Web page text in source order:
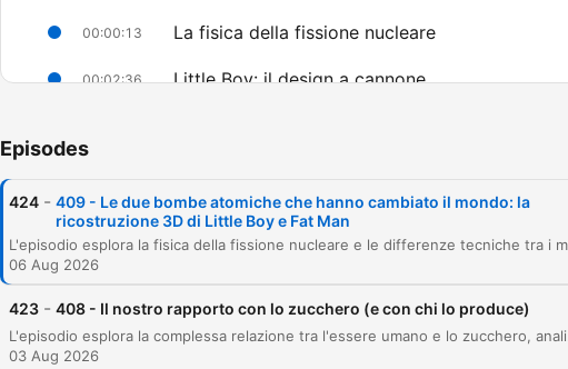
00:00:13 La fisica della fissione nucleare
00:02:36 Little Boy: il design a cannone
00:10:35 L'attacco a Nagasaki
00:12:32
00:16:34 Conseguenze e sindrome da radiazioni
00:18:17
Episodes
424 - 409 - Le due bombe atomiche che hanno cambiato il mondo: la
ricostruzione 3D di Little Boy e Fat Man
06 Aug 2026
423 - 408 - Il nostro rapporto con lo zucchero (e con chi lo produce)
03 Aug 2026